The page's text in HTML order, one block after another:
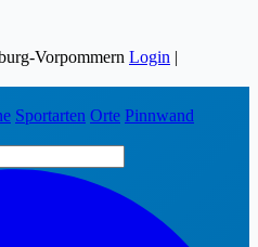
Vorpommern Login |
Sportarten Orte Pinnwand